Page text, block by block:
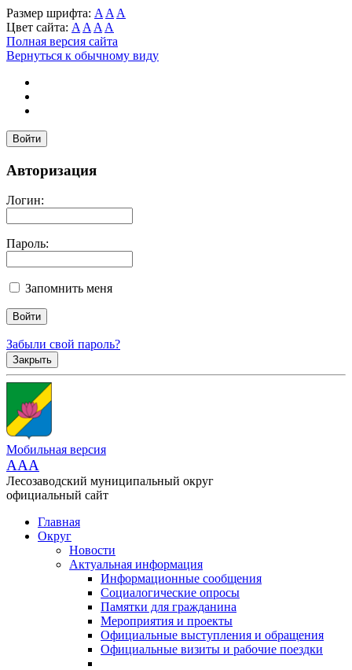
Размер шрифта: A A A
Цвет сайта: A A A A
Полная версия сайта
Вернуться к обычному виду
Войти
Авторизация
Логин:
Пароль:
Запомнить меня
Забыли свой пароль?
Закрыть
Мобильная версия
AAA
Лесозаводский муниципальный округ
официальный сайт
Главная
Округ
Новости
Актуальная информация
Информационные сообщения
Социалогические опросы
Памятки для гражданина
Мероприятия и проекты
Официальные выступления и обращения
Официальные визиты и рабочие поездки